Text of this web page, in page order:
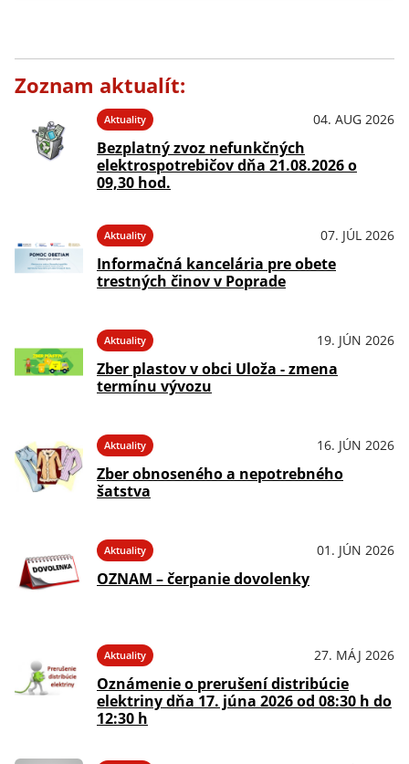
Zoznam aktualít:
Aktuality 04. AUG 2026
Bezplatný zvoz nefunkčných
elektrospotrebičov dňa 21.08.2026 o
09,30 hod.
Aktuality 07. JÚL 2026
Informačná kancelária pre obete
trestných činov v Poprade
Aktuality 19. JÚN 2026
Zber plastov v obci Uloža - zmena
termínu vývozu
Aktuality 16. JÚN 2026
Zber obnoseného a nepotrebného
šatstva
Aktuality 01. JÚN 2026
OZNAM – čerpanie dovolenky
Aktuality 27. MÁJ 2026
Oznámenie o prerušení distribúcie
elektriny dňa 17. júna 2026 od 08:30 h do
12:30 h